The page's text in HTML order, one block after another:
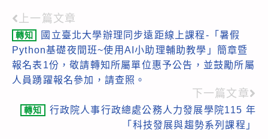
Read
more
articles
上一篇文章
轉知
國立臺北大學辦理同步遠距線上課程-「暑假
Python基礎夜間班~使用AI小助理輔助教學」簡章暨
報名表1份，敬請轉知所屬單位惠予公告，並鼓勵所屬
人員踴躍報名參加，請查照。
下一篇文章
轉知
行政院人事行政總處公務人力發展學院115 年
「科技發展與趨勢系列課程」